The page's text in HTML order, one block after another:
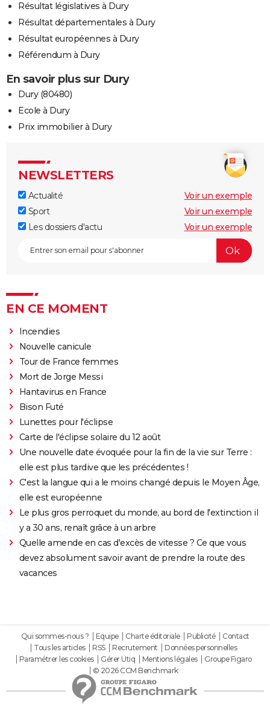
Résultat législatives à Dury
Résultat départementales à Dury
Résultat européennes à Dury
Référendum à Dury
En savoir plus sur Dury
Dury (80480)
Ecole à Dury
Prix immobilier à Dury
NEWSLETTERS
Actualité
Voir un exemple
Sport
Voir un exemple
Les dossiers d'actu
Voir un exemple
EN CE MOMENT
Incendies
Nouvelle canicule
Tour de France femmes
Mort de Jorge Messi
Hantavirus en France
Bison Futé
Lunettes pour l'éclipse
Carte de l'éclipse solaire du 12 août
Une nouvelle date évoquée pour la fin de la vie sur Terre :
elle est plus tardive que les précédentes !
C'est la langue qui a le moins changé depuis le Moyen Âge,
elle est européenne
Le plus gros perroquet du monde, au bord de l'extinction il
y a 30 ans, renaît grâce à un arbre
Quelle amende en cas d'excès de vitesse ? Ce que vous
devez absolument savoir avant de prendre la route des
vacances
Qui sommes-nous ? Equipe Charte éditoriale Publicité
Contact
Tous les articles
RSS Recrutement
Données personnelles
Paramétrer les cookies
Gérer Utiq Mentions légales
Groupe Figaro
© 2026 CCM Benchmark